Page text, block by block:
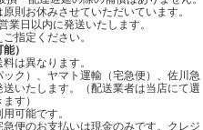
則お休みさせていただいています。
業日以内に発送いたします。
指定ください。
）
は異なります。
ック）、ヤマト運輸（宅急便）、佐川急
いたします。（配送業者は当店にて選
す）
可能です。
急便のお支払いは現金のみです。クレジ